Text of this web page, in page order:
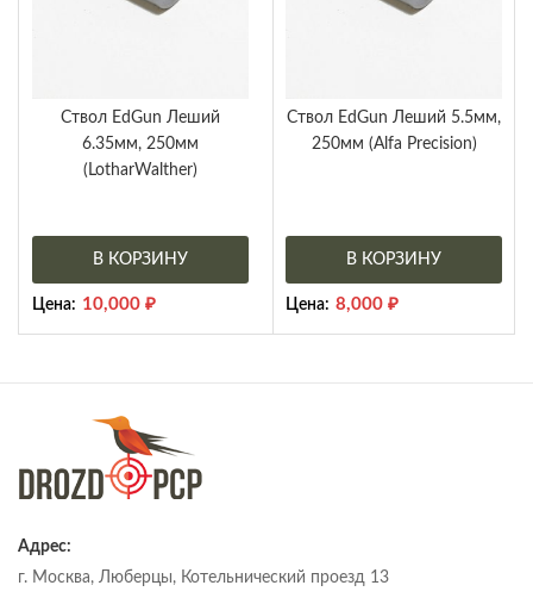
Ствол EdGun Леший
6.35мм, 250мм
(LotharWalther)
В КОРЗИНУ
Цена: 10,000 ₽
Ствол EdGun Леший 5.5мм,
250мм (Alfa Precision)
В КОРЗИНУ
Цена: 8,000 ₽
Адрес:
г. Москва, Люберцы, Котельнический проезд 13